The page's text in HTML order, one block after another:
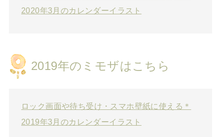
2020年3月のカレンダーイラスト
2019年のミモザはこちら
ロック画面や待ち受け・スマホ壁紙に使える＊
2019年3月のカレンダーイラスト